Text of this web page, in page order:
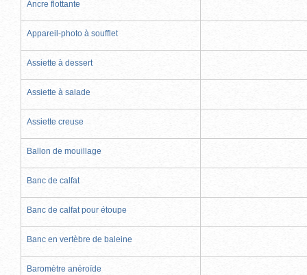
Ancre flottante
Appareil-photo à soufflet
Assiette à dessert
Assiette à salade
Assiette creuse
Ballon de mouillage
Banc de calfat
Banc de calfat pour étoupe
Banc en vertèbre de baleine
Baromètre anéroïde